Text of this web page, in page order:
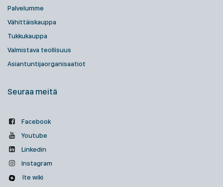
Palvelumme
Vähittäiskauppa
Tukkukauppa
Valmistava teollisuus
Asiantuntijaorganisaatiot
Seuraa meitä
Facebook
Youtube
Linkedin
Instagram
Ite wiki